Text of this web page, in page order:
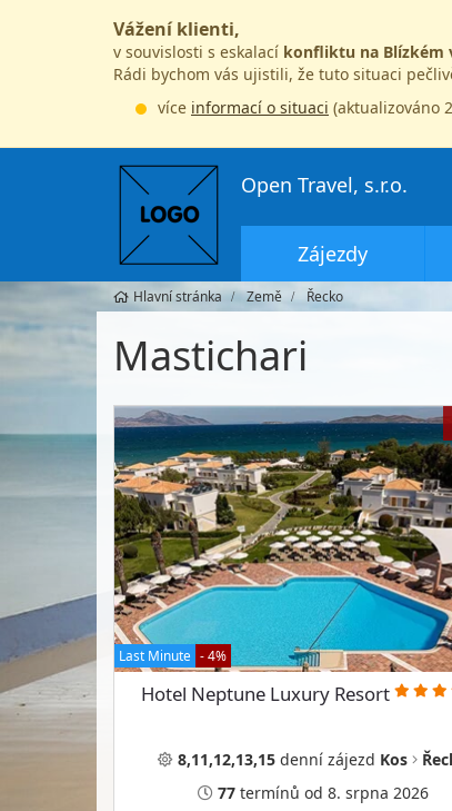
Vážení klienti,
v souvislosti s eskalací konfliktu na Blízkém
Rádi bychom vás ujistili, že tuto situaci
více informací o situaci (aktualizováno
Open Travel, s.r.o.
Zájezdy
Hlavní stránka Země Řecko
Mastichari
Last Minute - 4%
Hotel Neptune Luxury Resort
8,11,12,13,15 denní zájezd Kos
77 termínů od 8. srpna 2026